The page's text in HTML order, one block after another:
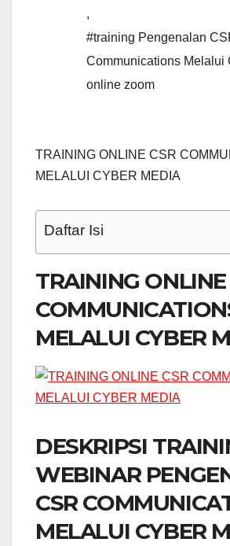
,
#training Pengenalan
Communications Melalui
online zoom
TRAINING ONLINE CSR
MELALUI CYBER MEDIA
Daftar Isi
TRAINING ONLINE
MELALUI CYBER
DESKRIPSI
WEBINAR
CSR
MELALUI CYBER